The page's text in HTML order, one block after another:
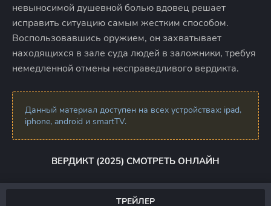
невыносимой душевной болью вдовец решает
исправить ситуацию самым жестким способом.
Воспользовавшись оружием, он захватывает
находящихся в зале суда людей в заложники, требуя
немедленной отмены несправедливого вердикта.
Данный материал доступен на всех устройствах: ipad,
iphone, android и smartTV.
ВЕРДИКТ (2025) СМОТРЕТЬ ОНЛАЙН
ТРЕЙЛЕР